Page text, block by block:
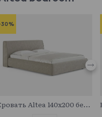
30%
Кровать Altea 140x200 без основания и подъемного механизма